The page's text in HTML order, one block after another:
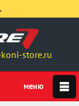
store.ru